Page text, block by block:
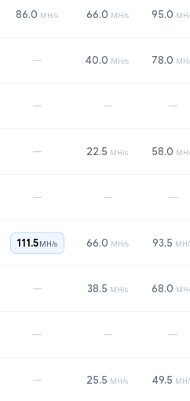
86.0 MH/s 66.0 MH/s 95.0
— 40.0 MH/s 78.0
— — —
— 22.5 MH/s 58.0
— — —
111.5MH/s 66.0 MH/s 93.5
— 38.5 MH/s 68.0
— — —
— 25.5 MH/s 49.5